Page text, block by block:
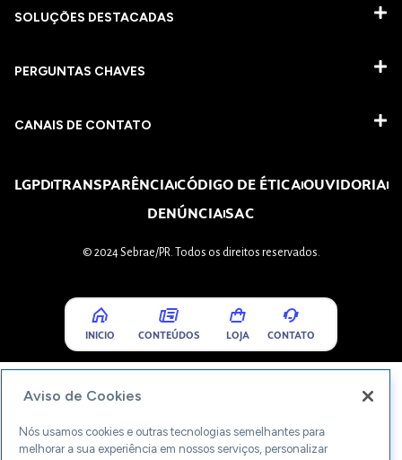
SOLUÇÕES DESTACADAS
PERGUNTAS CHAVES​
CANAIS DE CONTATO
LGPDTRANSPARÊNCIACÓDIGO DE ÉTICAOUVIDORIA
DENÚNCIASAC
© 2024 Sebrae/PR. Todos os direitos reservados.
INICIO CONTEÚDOS LOJA CONTATO
Aviso de Cookies
Nós usamos cookies e outras tecnologias semelhantes para
melhorar a sua experiência em nossos serviços, personalizar